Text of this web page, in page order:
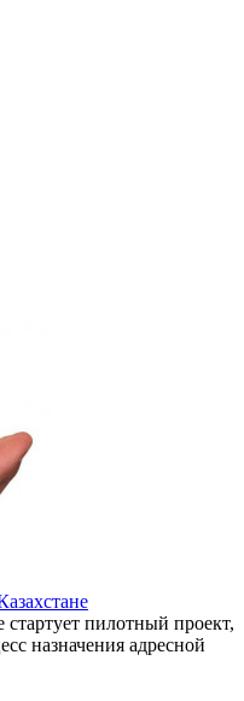
стартует пилотный проект,
назначения адресной